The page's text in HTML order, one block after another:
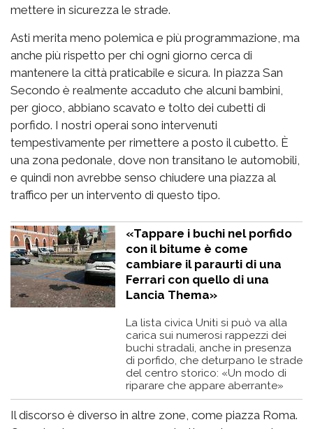
mettere in sicurezza le strade.
Asti merita meno polemica e più programmazione, ma
anche più rispetto per chi ogni giorno cerca di
mantenere la città praticabile e sicura. In piazza San
Secondo è realmente accaduto che alcuni bambini,
per gioco, abbiano scavato e tolto dei cubetti di
porfido. I nostri operai sono intervenuti
tempestivamente per rimettere a posto il cubetto. È
una zona pedonale, dove non transitano le automobili,
e quindi non avrebbe senso chiudere una piazza al
traffico per un intervento di questo tipo.
«Tappare i buchi nel porfido
con il bitume è come
cambiare il paraurti di una
Ferrari con quello di una
Lancia Thema»
La lista civica Uniti si può va alla
carica sui numerosi rappezzi dei
buchi stradali, anche in presenza
di porfido, che deturpano le strade
del centro storico: «Un modo di
riparare che appare aberrante»
Il discorso è diverso in altre zone, come piazza Roma.